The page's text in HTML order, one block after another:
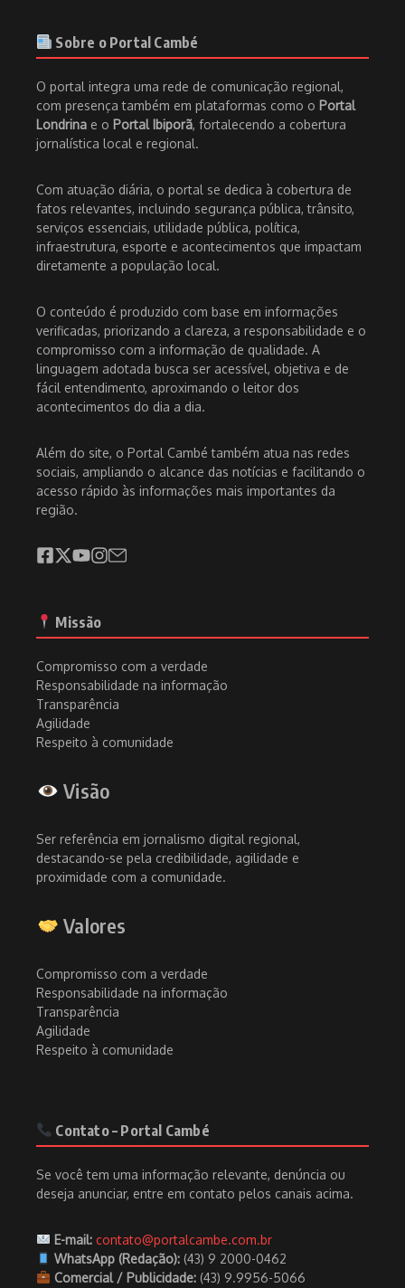
Sobre o Portal Cambé
O portal integra uma rede de comunicação regional,
com presença também em plataformas como o Portal
Londrina e o Portal Ibiporã, fortalecendo a cobertura
jornalística local e regional.
Com atuação diária, o portal se dedica à cobertura de
fatos relevantes, incluindo segurança pública, trânsito,
serviços essenciais, utilidade pública, política,
infraestrutura, esporte e acontecimentos que impactam
diretamente a população local.
O conteúdo é produzido com base em informações
verificadas, priorizando a clareza, a responsabilidade e o
compromisso com a informação de qualidade. A
linguagem adotada busca ser acessível, objetiva e de
fácil entendimento, aproximando o leitor dos
acontecimentos do dia a dia.
Além do site, o Portal Cambé também atua nas redes
sociais, ampliando o alcance das notícias e facilitando o
acesso rápido às informações mais importantes da
região.
Missão
Compromisso com a verdade
Responsabilidade na informação
Transparência
Agilidade
Respeito à comunidade
Visão
Ser referência em jornalismo digital regional,
destacando-se pela credibilidade, agilidade e
proximidade com a comunidade.
Valores
Compromisso com a verdade
Responsabilidade na informação
Transparência
Agilidade
Respeito à comunidade
Contato – Portal Cambé
Se você tem uma informação relevante, denúncia ou
deseja anunciar, entre em contato pelos canais acima.
E-mail: contato@portalcambe.com.br
WhatsApp (Redação):(43) 9 2000-0462
Comercial / Publicidade:(43) 9.9956-5066